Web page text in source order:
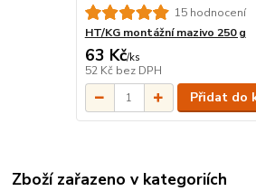
15 hodnocení
HT/KG montážní mazivo 250 g
63 Kč/ks
52 Kč bez DPH
Přidat do
Zboží zařazeno v kategoriích